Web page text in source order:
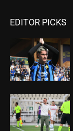
EDITOR PICKS